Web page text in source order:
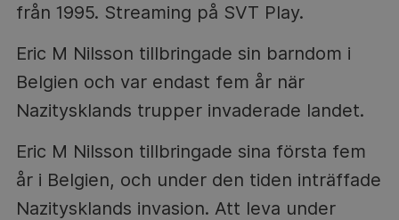
från 1995. Streaming på SVT Play.
Eric M Nilsson tillbringade sin barndom i
Belgien och var endast fem år när
Nazitysklands trupper invaderade landet.
Eric M Nilsson tillbringade sina första fem
år i Belgien, och under den tiden inträffade
Nazitysklands invasion. Att leva under